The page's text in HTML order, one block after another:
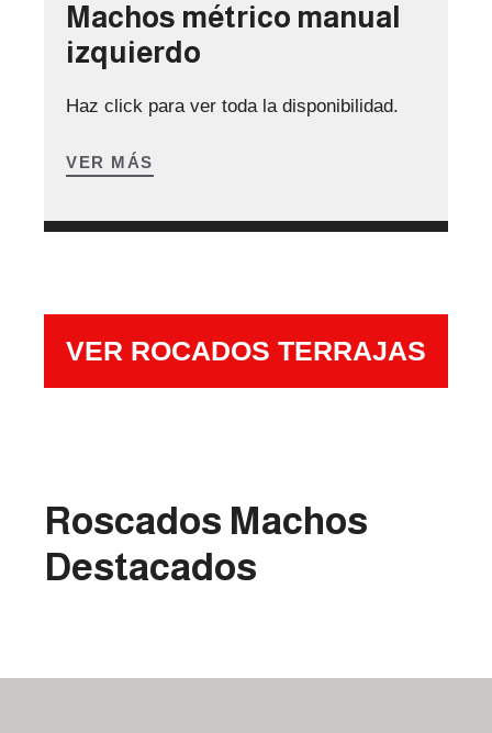
Machos métrico manual
izquierdo
Haz click para ver toda la disponibilidad.
VER MÁS
VER ROCADOS TERRAJAS
Roscados Machos
Destacados